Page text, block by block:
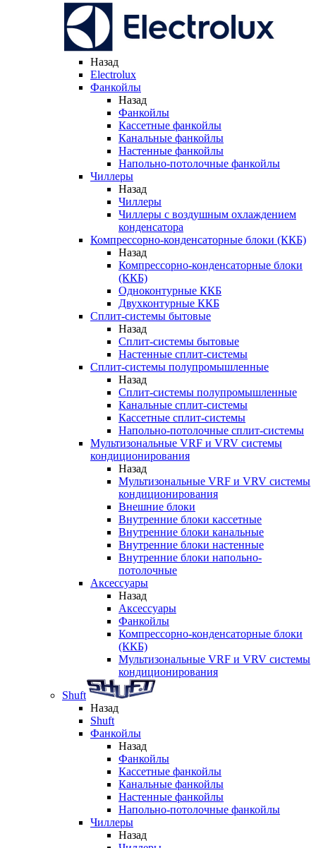
Назад
Electrolux
Фанкойлы
Назад
Фанкойлы
Кассетные фанкойлы
Канальные фанкойлы
Настенные фанкойлы
Напольно-потолочные фанкойлы
Чиллеры
Назад
Чиллеры
Чиллеры с воздушным охлаждением
конденсатора
Компрессорно-конденсаторные блоки (ККБ)
Назад
Компрессорно-конденсаторные блоки
(ККБ)
Одноконтурные ККБ
Двухконтурные ККБ
Сплит-системы бытовые
Назад
Сплит-системы бытовые
Настенные сплит-системы
Сплит-системы полупромышленные
Назад
Сплит-системы полупромышленные
Канальные сплит-системы
Кассетные сплит-системы
Напольно-потолочные сплит-системы
Мультизональные VRF и VRV системы
кондиционирования
Назад
Мультизональные VRF и VRV системы
кондиционирования
Внешние блоки
Внутренние блоки кассетные
Внутренние блоки канальные
Внутренние блоки настенные
Внутренние блоки напольно-
потолочные
Аксессуары
Назад
Аксессуары
Фанкойлы
Компрессорно-конденсаторные блоки
(ККБ)
Мультизональные VRF и VRV системы
кондиционирования
Shuft
Назад
Shuft
Фанкойлы
Назад
Фанкойлы
Кассетные фанкойлы
Канальные фанкойлы
Настенные фанкойлы
Напольно-потолочные фанкойлы
Чиллеры
Назад